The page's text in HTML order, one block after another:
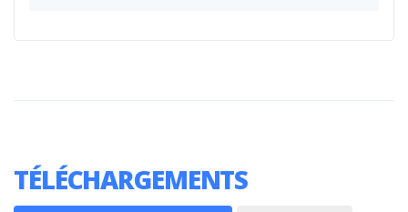
TÉLÉCHARGEMENTS